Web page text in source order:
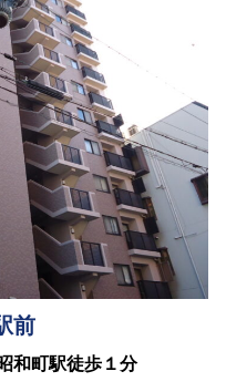
前
和町駅徒歩１分